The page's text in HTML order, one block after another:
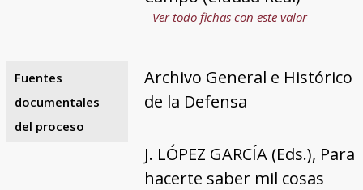
Ver todo fichas con este valor
Fuentes
documentales
del proceso
Archivo General e Histórico
de la Defensa
J. LÓPEZ GARCÍA (Eds.), Para
hacerte saber mil cosas